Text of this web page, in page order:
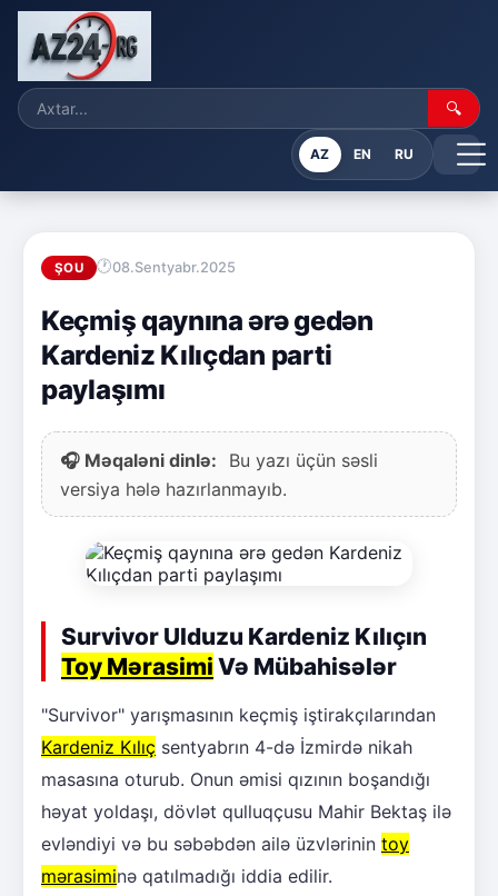
🔍
AZ EN RU
ŞOU 08.Sentyabr.2025
Keçmiş qaynına ərə gedən
Kardeniz Kılıçdan parti
paylaşımı
🎧 Məqaləni dinlə:
Bu yazı üçün səsli
versiya hələ hazırlanmayıb.
Survivor Ulduzu Kardeniz Kılıçın
Toy Mərasimi Və Mübahisələr
"Survivor" yarışmasının keçmiş iştirakçılarından
Kardeniz Kılıç sentyabrın 4-də İzmirdə nikah
masasına oturub. Onun əmisi qızının boşandığı
həyat yoldaşı, dövlət qulluqçusu Mahir Bektaş ilə
evləndiyi və bu səbəbdən ailə üzvlərinin toy
mərasiminə qatılmadığı iddia edilir.